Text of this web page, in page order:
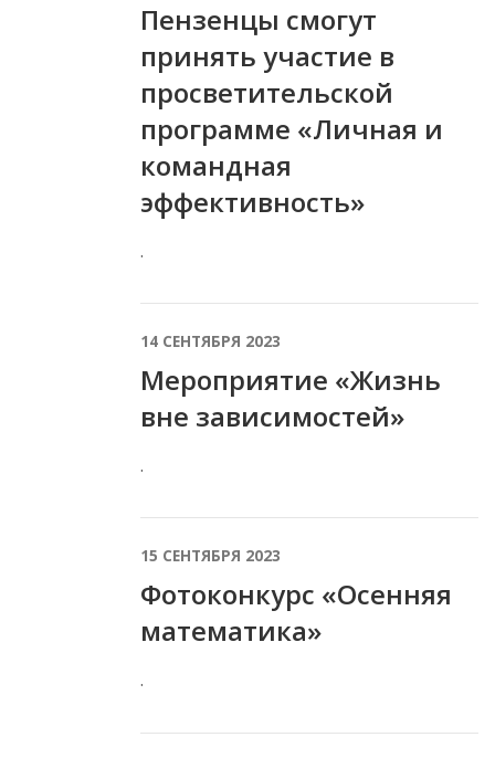
Пензенцы смогут
принять участие в
просветительской
программе «Личная и
командная
эффективность»
.
14 СЕНТЯБРЯ 2023
Мероприятие «Жизнь
вне зависимостей»
.
15 СЕНТЯБРЯ 2023
Фотоконкурс «Осенняя
математика»
.